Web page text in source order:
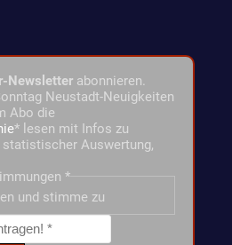
Newsletter abonnieren.
Neustadt-Neuigkeiten
Abo die
* lesen mit Infos zu
Auswertung,
*
und stimme zu